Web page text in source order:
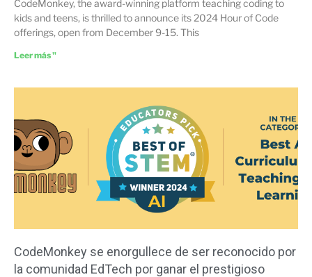
CodeMonkey, the award-winning platform teaching coding to
kids and teens, is thrilled to announce its 2024 Hour of Code
offerings, open from December 9-15. This
Leer más "
CodeMonkey se enorgullece de ser reconocido por
la comunidad EdTech por ganar el prestigioso